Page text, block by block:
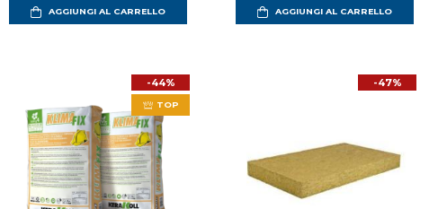
AGGIUNGI AL CARRELLO AGGIUNGI AL CARRELLO
-44%
TOP
-47%